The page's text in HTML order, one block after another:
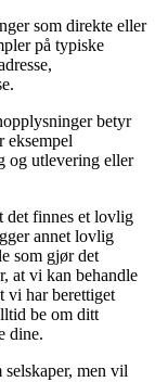
som direkte eller
på typiske
betyr
eksempel
og utlevering eller
det finnes et lovlig
annet lovlig
som gjør det
at vi kan behandle
vi har berettiget
be om ditt
dine.
men vil